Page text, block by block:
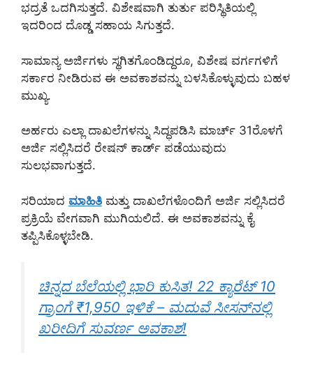
ಭದ್ರತೆ ಒದಗಿಸುತ್ತದೆ. ವಿಶೇಷವಾಗಿ ತುರ್ತು ಪರಿಸ್ಥಿತಿಯಲ್ಲಿ
ಇದರಿಂದ ದೊಡ್ಡ ಸಹಾಯ ಸಿಗುತ್ತದೆ.
ಸಾಮಾನ್ಯ ಅರ್ಜಿಗಳು ಸ್ಥಗಿತಗೊಂಡಿದ್ದರೂ, ವಿಶೇಷ ವರ್ಗಗಳಿಗೆ
ಸರ್ಕಾರ ನೀಡಿರುವ ಈ ಅವಕಾಶವನ್ನು ಬಳಸಿಕೊಳ್ಳುವುದು ಬಹಳ
ಮುಖ್ಯ.
ಅರ್ಹರು ಎಲ್ಲಾ ದಾಖಲೆಗಳನ್ನು ಸಿದ್ಧಪಡಿಸಿ ಮಾರ್ಚ್ 31ರೊಳಗೆ
ಅರ್ಜಿ ಸಲ್ಲಿಸಿದರೆ ರೇಷನ್ ಕಾರ್ಡ್ ಪಡೆಯುವುದು
ಸುಲಭವಾಗುತ್ತದೆ.
ಸರಿಯಾದ ಮಾಹಿತಿ ಮತ್ತು ದಾಖಲೆಗಳೊಂದಿಗೆ ಅರ್ಜಿ ಸಲ್ಲಿಸಿದರೆ
ಪ್ರಕ್ರಿಯೆ ವೇಗವಾಗಿ ಮುಗಿಯಲಿದೆ. ಈ ಅವಕಾಶವನ್ನು ಕೈ
ತಪ್ಪಿಸಿಕೊಳ್ಳಬೇಡಿ.
ಚಿನ್ನದ ಬೆಲೆಯಲ್ಲಿ ಭಾರಿ ಕುಸಿತ! 22 ಕ್ಯಾರೆಟ್ 10
ಗ್ರಾಂಗೆ ₹1,950 ಇಳಿಕೆ – ಮದುವೆ ಸೀಸನ್‌ನಲ್ಲಿ
ಖರೀದಿಗೆ ಸುವರ್ಣ ಅವಕಾಶ!